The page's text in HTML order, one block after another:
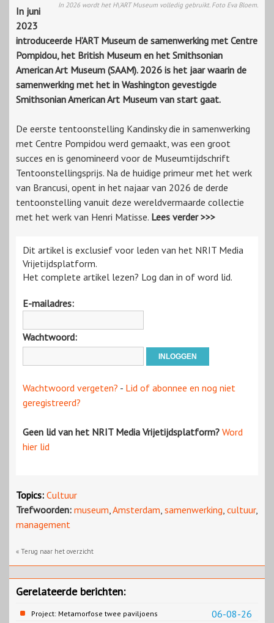
In 2026 wordt het H\'ART Museum volledig gebruikt. Foto Eva Bloem.
In juni
2023
introduceerde H’ART Museum de samenwerking met Centre
Pompidou, het British Museum en het Smithsonian
American Art Museum (SAAM). 2026 is het jaar waarin de
samenwerking met het in Washington gevestigde
Smithsonian American Art Museum van start gaat.
De eerste tentoonstelling Kandinsky die in samenwerking
met Centre Pompidou werd gemaakt, was een groot
succes en is genomineerd voor de Museumtijdschrift
Tentoonstellingsprijs. Na de huidige primeur met het werk
van Brancusi, opent in het najaar van 2026 de derde
tentoonstelling vanuit deze wereldvermaarde collectie
met het werk van Henri Matisse. Lees verder >>>
Dit artikel is exclusief voor leden van het NRIT Media
Vrijetijdsplatform.
Het complete artikel lezen? Log dan in of word lid.
E-mailadres:
Wachtwoord:
Wachtwoord vergeten? - Lid of abonnee en nog niet
geregistreerd?
Geen lid van het NRIT Media Vrijetijdsplatform? Word
hier lid
Topics: Cultuur
Trefwoorden: museum,Amsterdam, samenwerking, cultuur,
management
« Terug naar het overzicht
Gerelateerde berichten:
06-08-26
Project: Metamorfose twee paviljoens